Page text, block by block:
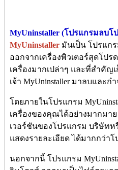
MyUninstaller (โปรแกรมลบโ
MyUninstaller มันเป็น โปรแก
ออกจากเครื่องพิวเตอร์สุดโปร
เครื่องมากเปล่าๆ และที่สำคัญ
เจ้า MyUninstaller มาลบและก
โดยภายในโปรแกรม
เครื่องของคุณได้อย่างมากมาย
เวอร์ชันของโปรแกรม บริษัท
แสดงรายละเอียด ได้มากกว่าโ
นอกจากนี้ โปรแกรม